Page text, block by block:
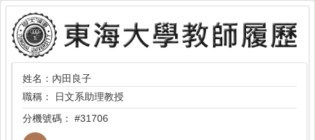
姓名：內田良子
職稱：
日文系助理教授
分機號碼： #31706